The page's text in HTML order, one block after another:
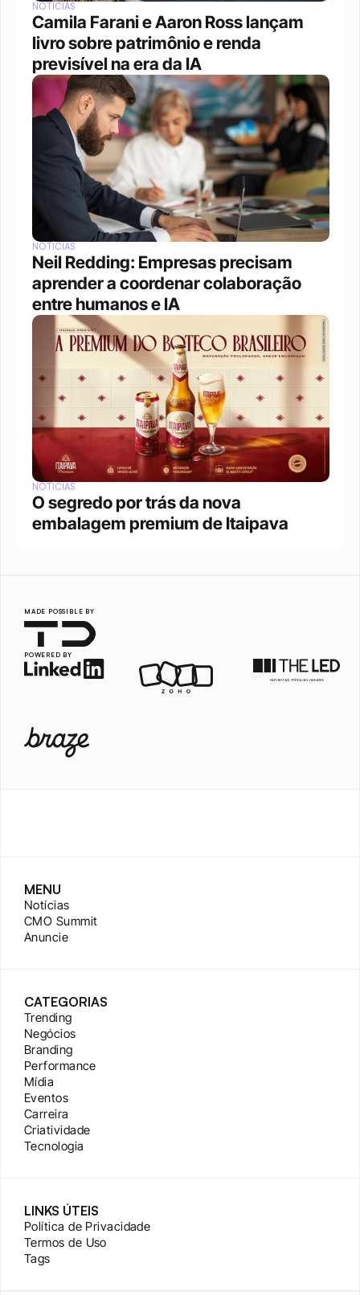
NOTÍCIAS
Camila Farani e Aaron Ross lançam
livro sobre patrimônio e renda
previsível na era da IA
NOTÍCIAS
Neil Redding: Empresas precisam
aprender a coordenar colaboração
entre humanos e IA
NOTÍCIAS
O segredo por trás da nova
embalagem premium de Itaipava
MADE POSSIBLE BY
POWERED BY
MENU
Notícias
CMO Summit
Anuncie
CATEGORIAS
Trending
Negócios
Branding
Performance
Mídia
Eventos
Carreira
Criatividade
Tecnologia
LINKS ÚTEIS
Política de Privacidade
Termos de Uso
Tags